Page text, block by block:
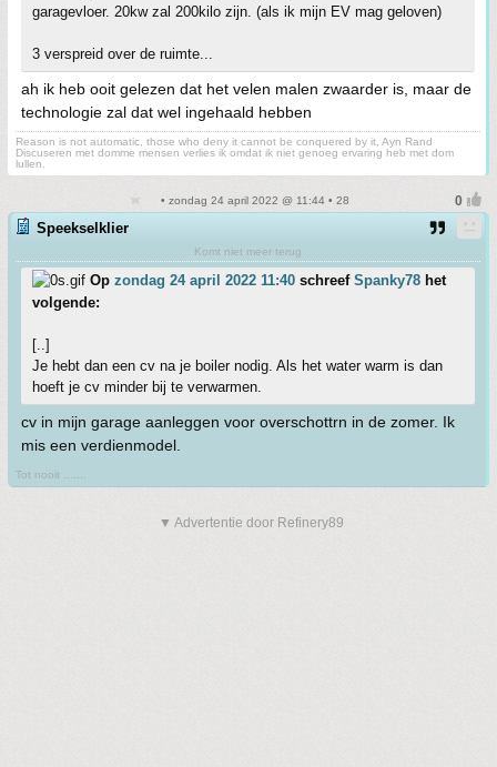
garagevloer. 20kw zal 200kilo zijn. (als ik mijn EV mag geloven)
3 verspreid over de ruimte...
ah ik heb ooit gelezen dat het velen malen zwaarder is, maar de
technologie zal dat wel ingehaald hebben
Reason is not automatic, those who deny it cannot be conquered by it, Ayn Rand
Discuseren met domme mensen verlies ik omdat ik niet genoeg ervaring heb met dom
lullen.
• zondag 24 april 2022 @ 11:44 • 28
Speekselklier
Komt niet meer terug
Op zondag 24 april 2022 11:40 schreef Spanky78 het
volgende:
[..]
Je hebt dan een cv na je boiler nodig. Als het water warm is dan
hoeft je cv minder bij te verwarmen.
cv in mijn garage aanleggen voor overschottrn in de zomer. Ik
mis een verdienmodel.
Tot nooit .......
▼ Advertentie door Refinery89